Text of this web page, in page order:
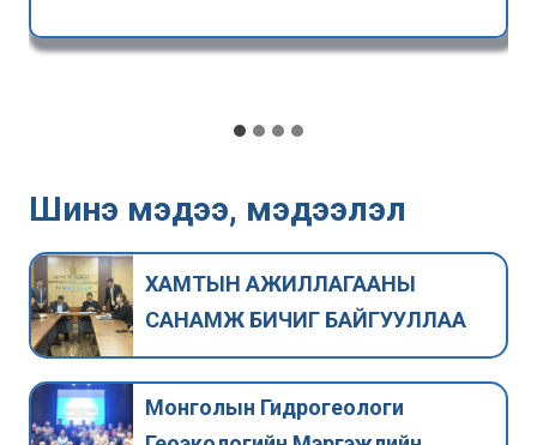
Шинэ мэдээ, мэдээлэл
ХАМТЫН АЖИЛЛАГААНЫ
САНАМЖ БИЧИГ БАЙГУУЛЛАА
Монголын Гидрогеологи